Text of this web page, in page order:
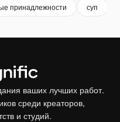
принадлежности суп
ваших лучших работ.
среди креаторов,
и студий.